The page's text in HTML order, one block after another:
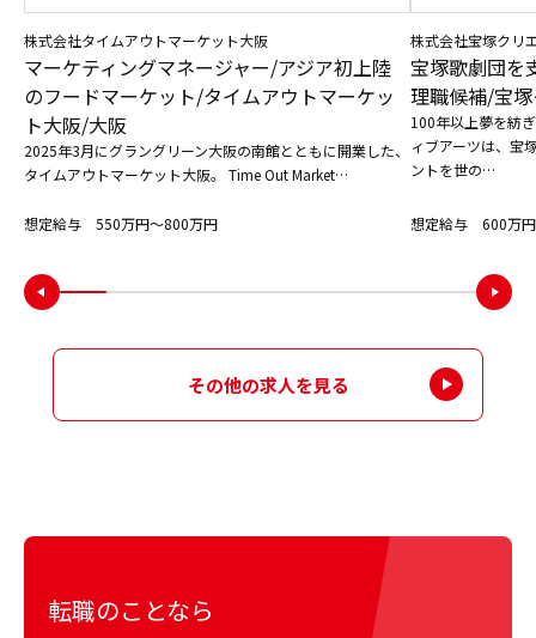
株式会社タイムアウトマーケット大阪
マーケティングマネージャー/アジア初上陸
のフードマーケット/タイムアウトマーケッ
ト大阪/大阪
2025年3月にグラングリーン大阪の南館とともに開業した、
タイムアウトマーケット大阪。 Time Out Market…
想定給与 550万円〜800万円
株式会社宝塚クリ
宝塚歌劇団を
理職候補/宝
100年以上夢を紡
ィブアーツは、宝
ントを世の…
想定給与 600万
その他の求人を見る
転職のことなら